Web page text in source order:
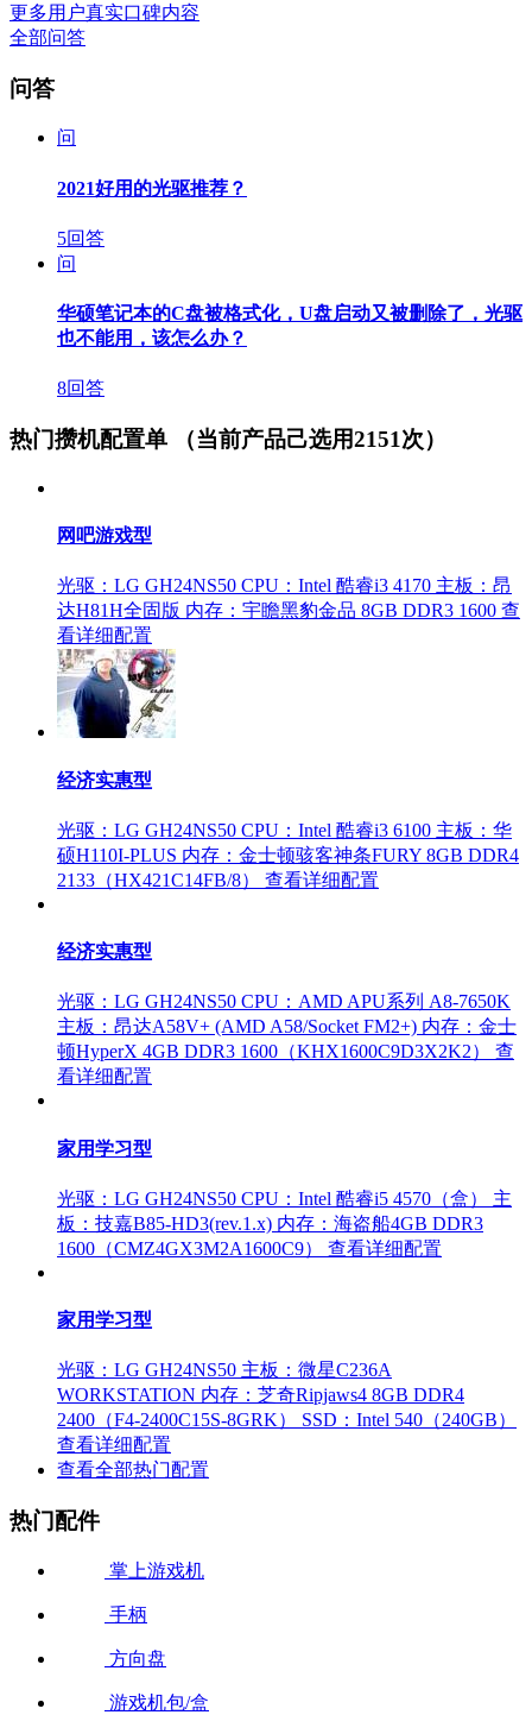
更多用户真实口碑内容
全部问答
问答
问
2021好用的光驱推荐？
5回答
问
华硕笔记本的C盘被格式化，U盘启动又被删除了，光驱
也不能用，该怎么办？
8回答
热门攒机配置单 （当前产品己选用2151次）
网吧游戏型
光驱：LG GH24NS50 CPU：Intel 酷睿i3 4170 主板：昂
达H81H全固版 内存：宇瞻黑豹金品 8GB DDR3 1600 查
看详细配置
经济实惠型
光驱：LG GH24NS50 CPU：Intel 酷睿i3 6100 主板：华
硕H110I-PLUS 内存：金士顿骇客神条FURY 8GB DDR4
2133（HX421C14FB/8）
查看详细配置
经济实惠型
光驱：LG GH24NS50 CPU：AMD APU系列 A8-7650K
主板：昂达A58V+ (AMD A58/Socket FM2+) 内存：金士
顿HyperX 4GB DDR3 1600（KHX1600C9D3X2K2）
查
看详细配置
家用学习型
光驱：LG GH24NS50 CPU：Intel 酷睿i5 4570（盒）
主
板：技嘉B85-HD3(rev.1.x) 内存：海盗船4GB DDR3
1600（CMZ4GX3M2A1600C9）
查看详细配置
家用学习型
光驱：LG GH24NS50 主板：微星C236A
WORKSTATION 内存：芝奇Ripjaws4 8GB DDR4
2400（F4-2400C15S-8GRK）
SSD：Intel 540（240GB）
查看详细配置
查看全部热门配置
热门配件
掌上游戏机
手柄
方向盘
游戏机包/盒